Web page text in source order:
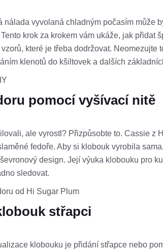
nálada vyvolaná chladným počasím může
krok za krokem vám ukáže, jak přidat
které je třeba dodržovat. Neomezujte
klenotů do kšiltovek a dalších
pomocí vyšívací nitě
ale vyrostl? Přizpůsobte to. Cassie z
fedoře. Aby si klobouk vyrobila
design. Její výuka klobouku pro
sledovat.
od Hi Sugar Plum
střapci
klobouku je přidání střapce nebo